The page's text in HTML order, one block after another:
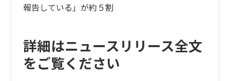
報告している」が約５割
詳細はニュースリリース全文
をご覧ください